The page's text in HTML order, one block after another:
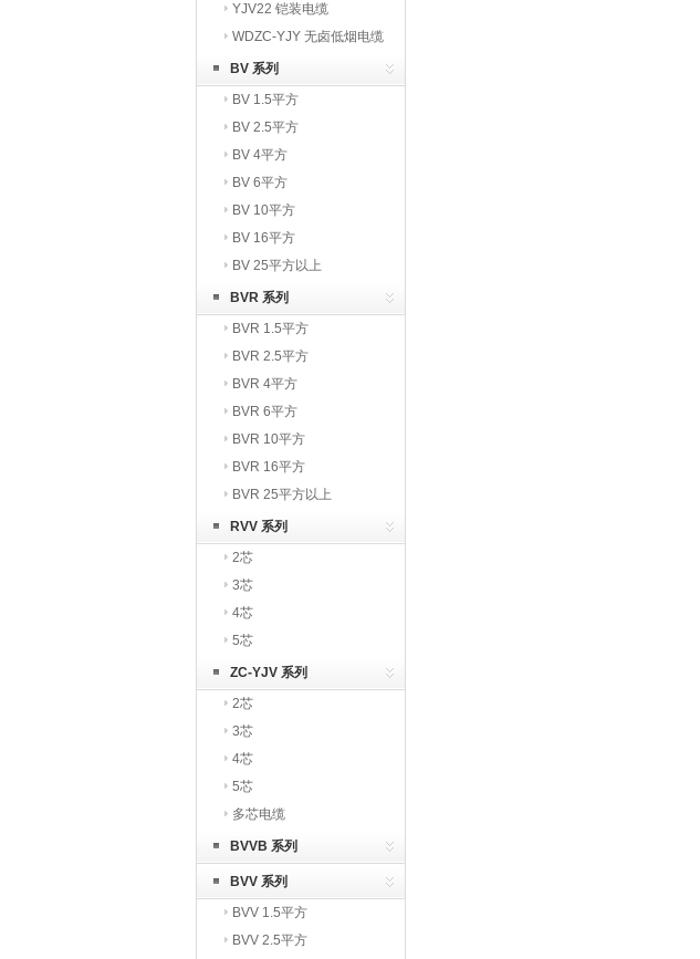
YJV22 铠装电缆
WDZC-YJY 无卤低烟电缆
BV 系列
BV 1.5平方
BV 2.5平方
BV 4平方
BV 6平方
BV 10平方
BV 16平方
BV 25平方以上
BVR 系列
BVR 1.5平方
BVR 2.5平方
BVR 4平方
BVR 6平方
BVR 10平方
BVR 16平方
BVR 25平方以上
RVV 系列
2芯
3芯
4芯
5芯
ZC-YJV 系列
2芯
3芯
4芯
5芯
多芯电缆
BVVB 系列
BVV 系列
BVV 1.5平方
BVV 2.5平方